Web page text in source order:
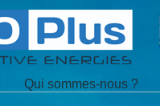
Qui sommes-nous ?